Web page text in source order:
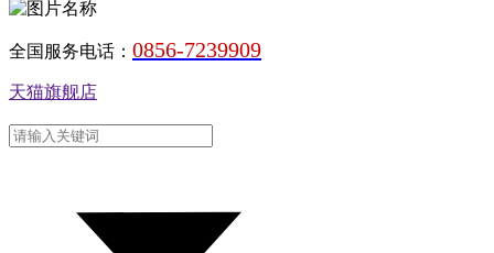
全国服务电话： 0856-7239909
天猫旗舰店